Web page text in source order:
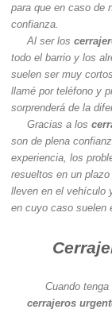
para que en caso de
confianza.
Al ser los
todo el barrio y los
suelen ser muy
llamé por teléfono y
sorprenderá de la
Gracias a los
son de plena
experiencia, los
resueltos en un
lleven en el vehículo
en cuyo caso suelen
Cuando
cerrajeros